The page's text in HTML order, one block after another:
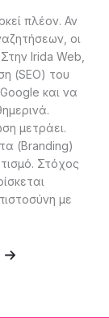
πλέον. Αν
οι
Irida Web,
(SEO) του
και να
μετράει.
(Branding)
Στόχος
με